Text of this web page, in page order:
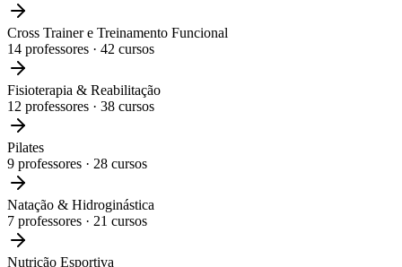
Cross Trainer e Treinamento Funcional
14 professores · 42 cursos
Fisioterapia & Reabilitação
12 professores · 38 cursos
Pilates
9 professores · 28 cursos
Natação & Hidroginástica
7 professores · 21 cursos
Nutrição Esportiva